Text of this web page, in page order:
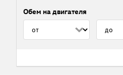
Обем на двигателя